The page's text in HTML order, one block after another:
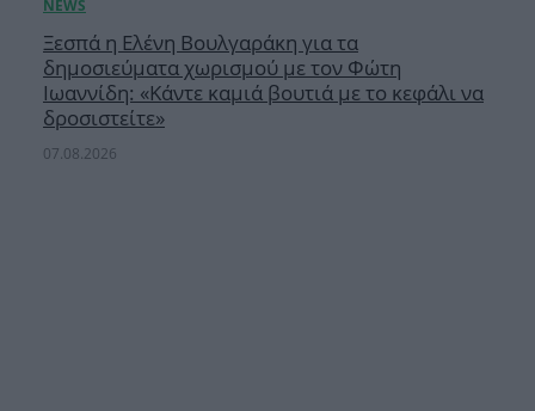
Ξεσπά η Ελένη Βουλγαράκη για τα
δημοσιεύματα χωρισμού με τον Φώτη
Ιωαννίδη: «Κάντε καμιά βουτιά με το κεφάλι να
δροσιστείτε»
07.08.2026